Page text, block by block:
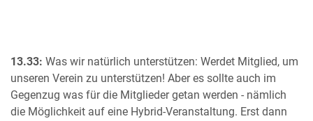
13.33: Was wir natürlich unterstützen: Werdet Mitglied, um
unseren Verein zu unterstützen! Aber es sollte auch im
Gegenzug was für die Mitglieder getan werden - nämlich
die Möglichkeit auf eine Hybrid-Veranstaltung. Erst dann